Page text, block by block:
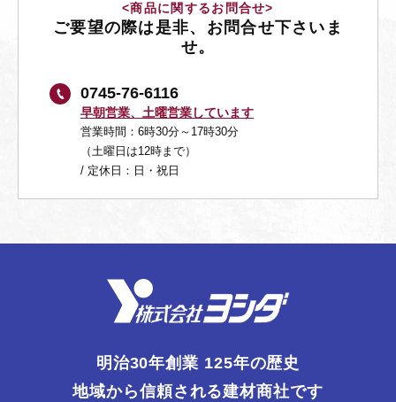
<商品に関するお問合せ>
ご要望の際は是非、お問合せ下さいま
せ。
0745-76-6116
早朝営業、土曜営業しています
営業時間：6時30分～17時30分
（土曜日は12時まで）
/ 定休日：日・祝日
明治30年創業 125年の歴史
地域から信頼される建材商社です